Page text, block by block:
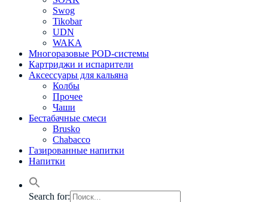
Swog
Tikobar
UDN
WAKA
Многоразовые POD-системы
Картриджи и испарители
Аксессуары для кальяна
Колбы
Прочее
Чаши
Бестабачные смеси
Brusko
Chabacco
Газированные напитки
Напитки
Search for: